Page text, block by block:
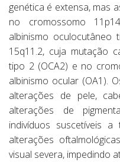
genética é extensa, mas
no cromossomo
albinismo oculocutâneo
15q11.2, cuja mutação
tipo 2 (OCA2) e no
albinismo ocular (OA1).
alterações de pele,
alterações de
indivíduos suscetíveis
alterações
visual severa, impedindo